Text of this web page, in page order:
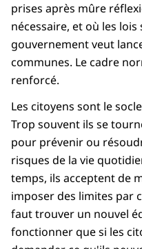
prises après mûre
nécessaire, et où les
gouvernement veut
communes. Le cadre
renforcé.
Les citoyens sont le
Trop souvent ils se
pour prévenir ou
risques de la vie
temps, ils acceptent de
imposer des limites par
faut trouver un nouvel
fonctionner que si les